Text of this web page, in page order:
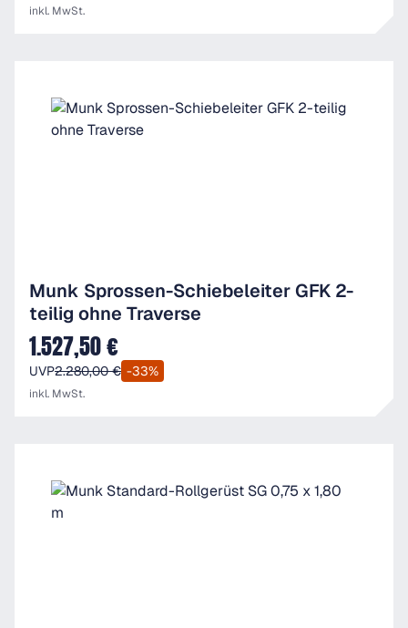
inkl. MwSt.
Munk Sprossen-Schiebeleiter GFK 2-
teilig ohne Traverse
Verkaufspreis:
1.527,50 €
UVP2.280,00 € -33%
inkl. MwSt.